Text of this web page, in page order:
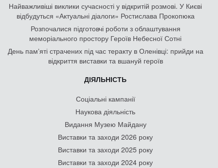
Найважливіші виклики сучасності у відкритій розмові. У Києві
відбудуться «Актуальні діалоги» Ростислава Прокопюка
Розпочалися підготовчі роботи з облаштування
меморіального простору Героїв Небесної Сотні
День памʼяті страчених під час теракту в Оленівці: прийди на
відкриття виставки та вшануй героїв
ДІЯЛЬНІСТЬ
Соціальні кампанії
Наукова діяльність
Видання Музею Майдану
Виставки та заходи 2026 року
Виставки та заходи 2025 року
Виставки та заходи 2024 року